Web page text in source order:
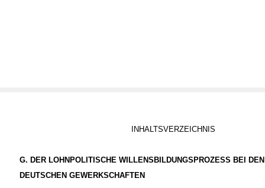
INHALTSVERZEICHNIS
G. DER LOHNPOLITISCHE WILLENSBILDUNGSPROZESS BEI DEN
DEUTSCHEN GEWERKSCHAFTEN